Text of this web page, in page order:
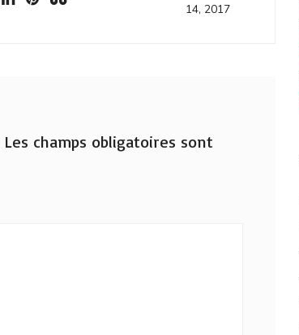
14, 2017
Les champs obligatoires sont